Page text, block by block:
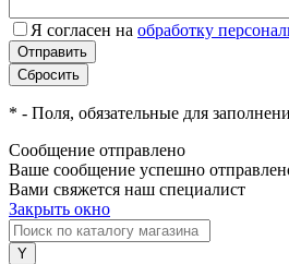
Я согласен на обработку
* - Поля, обязательные для
Сообщение отправлено
Ваше сообщение успешно
Вами свяжется наш специалист
Закрыть окно